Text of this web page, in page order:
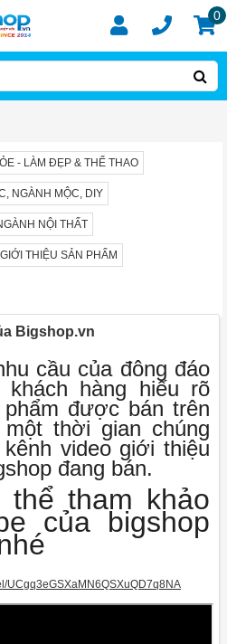
0
- LÀM ĐẸP & THỂ THAO
NGÀNH MỘC, DIY
NỘI THẤT
THIỆU SẢN PHẨM
Bigshop.vn
cầu của đông đáo
khách hàng hiếu rõ
được bán trên
thời gian chúng
video giới thiệu
đang bán.
tham khảo
của bigshop
UCgq3eGSXaMN6QSXuQD7q8NA